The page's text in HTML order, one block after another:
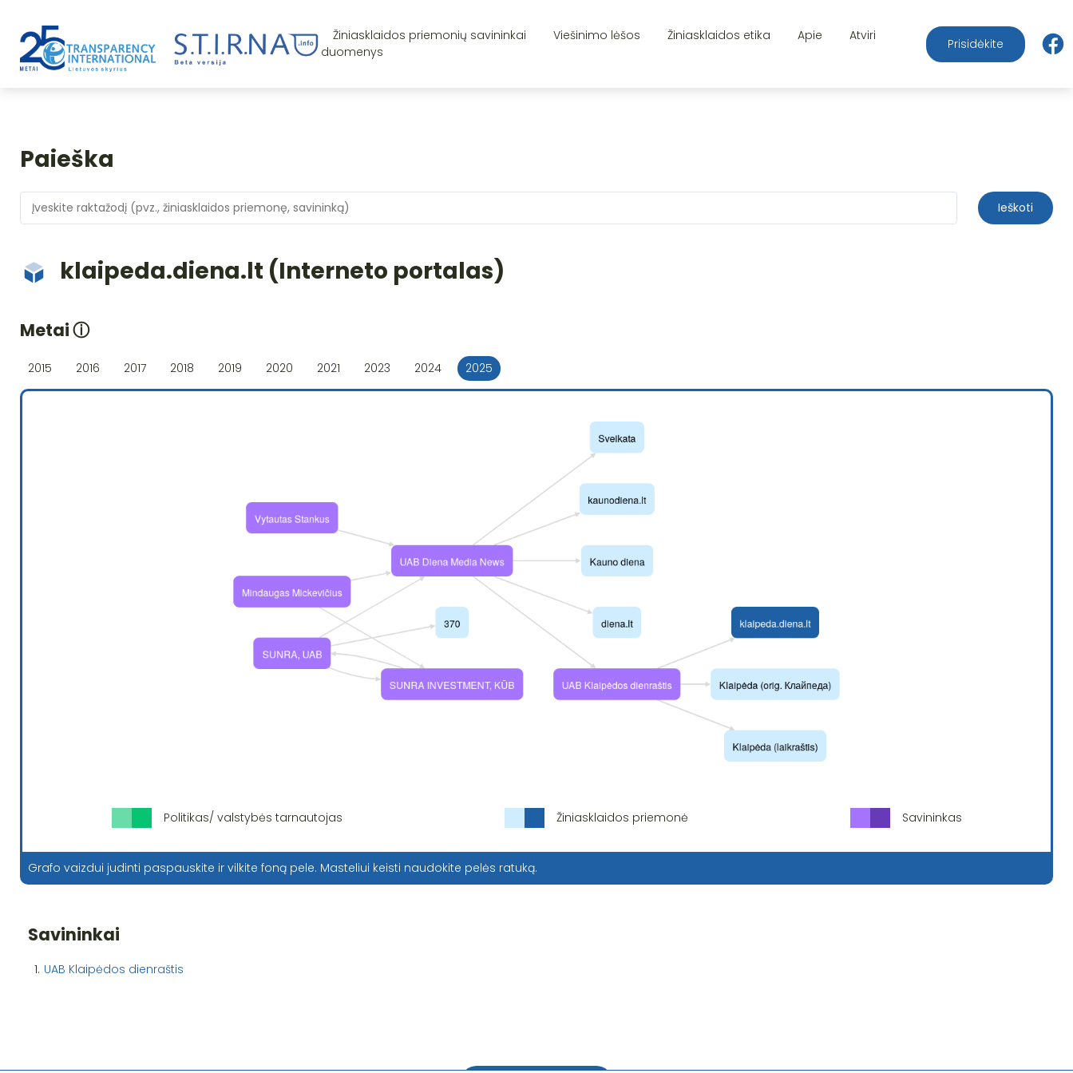
Žiniasklaidos priemonių savininkai Viešinimo lėšos Žiniasklaidos etika Apie
Atviri
duomenys
Prisidėkite
Paieška
Ieškoti
klaipeda.diena.lt (Interneto portalas)
Metaiⓘ
2015 2016 2017 2018 2019 2020 2021 2023 2024 2025
Politikas/ valstybės tarnautojas Žiniasklaidos priemonė Savininkas
Grafo vaizdui judinti paspauskite ir vilkite foną pele. Masteliui keisti naudokite pelės ratuką.
Savininkai
1. UAB Klaipėdos dienraštis